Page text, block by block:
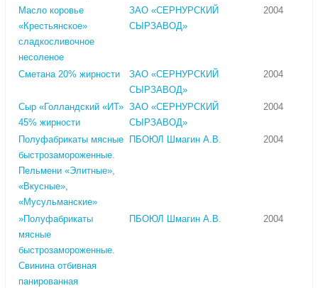
Масло коровье
«Крестьянское»
сладкосливочное
несоленое
ЗАО «СЕРНУРСКИЙ
СЫРЗАВОД»
2004
Сметана 20% жирности
ЗАО «СЕРНУРСКИЙ
СЫРЗАВОД»
2004
Сыр «Голландский «ИТ»
45% жирности
ЗАО «СЕРНУРСКИЙ
СЫРЗАВОД»
2004
Полуфабрикаты мясные
быстрозамороженные.
Пельмени «Элитные»,
«Вкусные»,
«Мусульманские»
ПБОЮЛ Шмагин А.В. 2004
»Полуфабрикаты
мясные
быстрозамороженные.
Свинина отбивная
панированная
ПБОЮЛ Шмагин А.В. 2004